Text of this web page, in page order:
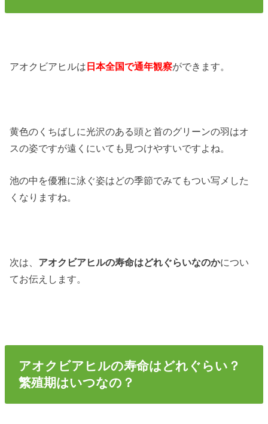
アオクビアヒルは 日本全国で通年観察ができます。
黄色のくちばしに光沢のある頭と首のグリーンの羽はオ
スの姿ですが遠くにいても見つけやすいですよね。
池の中を優雅に泳ぐ姿はどの季節でみてもつい写メした
くなりますね。
次は、 アオクビアヒルの寿命はどれぐらいなのかについ
てお伝えします。
アオクビアヒルの寿命はどれぐらい？
繁殖期はいつなの？